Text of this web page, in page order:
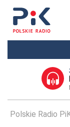
Polskie Radio